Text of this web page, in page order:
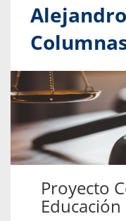
Proyecto
Educación